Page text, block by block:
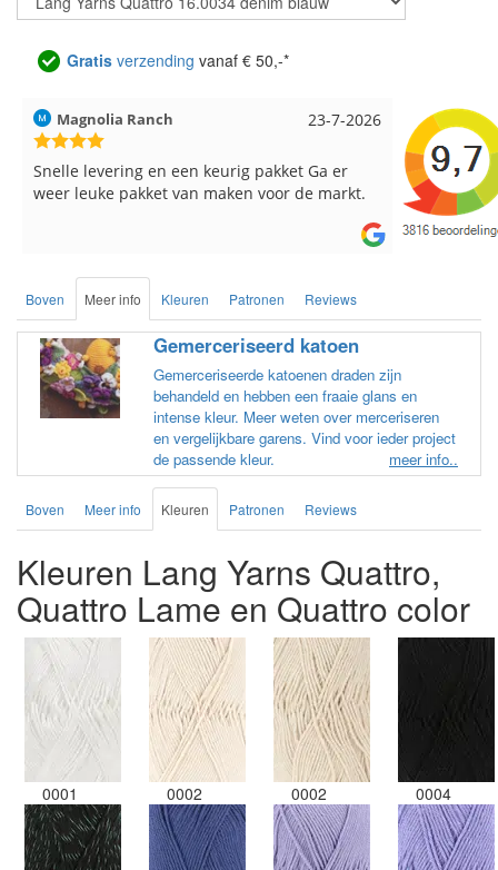
Gratis verzending vanaf € 50,-*
17-7-2026
Hilde uit Loyers
Reeds meerdere keren breigaren en
breinaalden besteld, altijd heel tevreden over
Loes uit
Snelle
Boven Meer info Kleuren Patronen Reviews
Gemerceriseerd katoen
Gemerceriseerde katoenen draden zijn
behandeld en hebben een fraaie glans en
intense kleur. Meer weten over merceriseren
en vergelijkbare garens. Vind voor ieder project
de passende kleur.
meer info..
Boven Meer info Kleuren Patronen Reviews
Kleuren Lang Yarns Quattro,
Quattro Lame en Quattro color
0001 0002 0002 0004